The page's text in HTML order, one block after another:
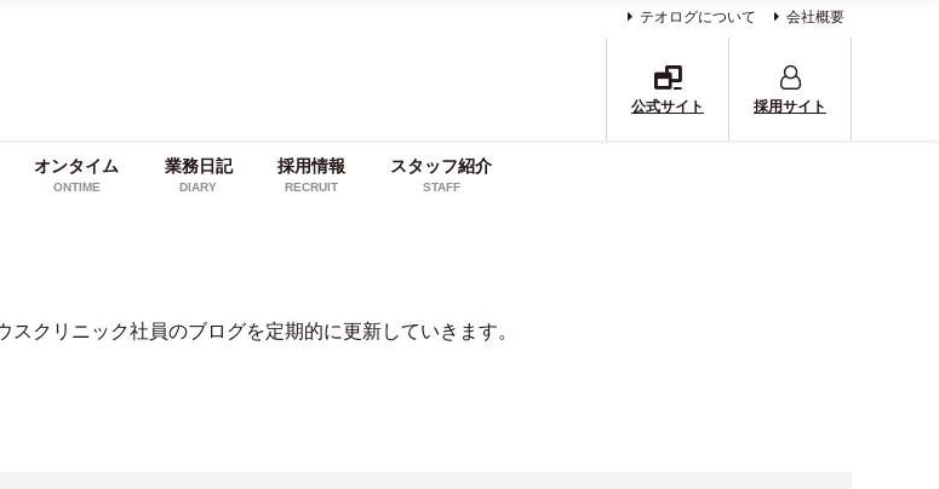
テオログについて 会社概要
公式サイト 採用サイト
オンタイム
ONTIME
業務日記
DIARY
採用情報
RECRUIT
スタッフ紹介
STAFF
クリニック社員のブログを定期的に更新していきます。